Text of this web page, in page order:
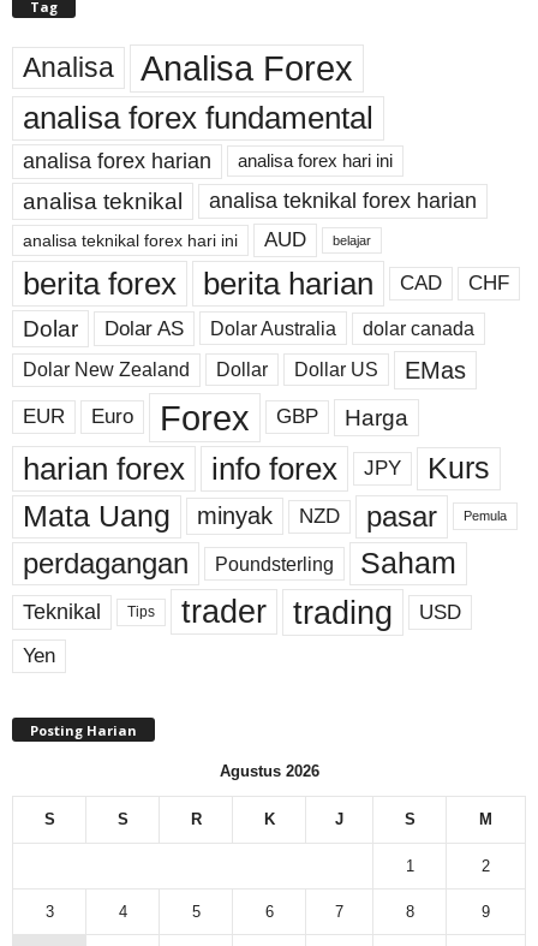
Tag
Analisa Analisa Forex
analisa forex fundamental
analisa forex harian analisa forex hari ini
analisa teknikal analisa teknikal forex harian
analisa teknikal forex hari ini AUD belajar
berita forex berita harian CAD CHF
Dolar Dolar AS Dolar Australia
dolar canada
Dolar New Zealand
Dollar Dollar US EMas
EUR Euro Forex GBP Harga
harian forex info forex JPY
Kurs
Mata Uang
minyak NZD pasar Pemula
perdagangan Poundsterling Saham
Teknikal Tips trader trading USD
Yen
Posting Harian
Agustus 2026
S S R K J S M
1 2
3 4 5 6 7 8 9